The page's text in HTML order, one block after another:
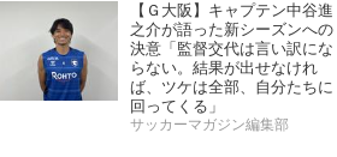
【Ｇ大阪】キャプテン中谷進
之介が語った新シーズンへの
決意「監督交代は言い訳にな
らない。結果が出せなけれ
ば、ツケは全部、自分たちに
回ってくる」
サッカーマガジン編集部